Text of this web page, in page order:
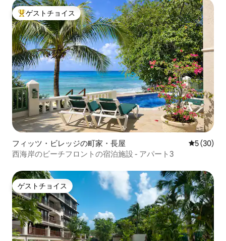
大好評のゲストチョイスです。
ゲストチョイス
フィッツ・ビレッジの町家・長屋 レビュー
5 (30)
西海岸のビーチフロントの宿泊施設 - アパート3
ゲストチョイス
ゲストチョイス